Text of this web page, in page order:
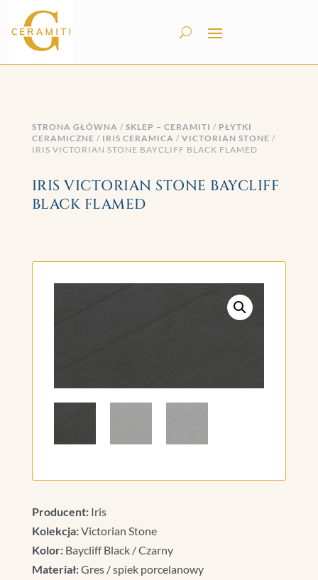
STRONA GŁÓWNA / SKLEP – CERAMITI / PŁYTKI
CERAMICZNE / IRIS CERAMICA / VICTORIAN STONE /
IRIS VICTORIAN STONE BAYCLIFF BLACK FLAMED
IRIS VICTORIAN STONE BAYCLIFF
BLACK FLAMED
Producent:Iris
Kolekcja:Victorian Stone
Kolor:Baycliff Black / Czarny
Materiał:Gres / spiek porcelanowy